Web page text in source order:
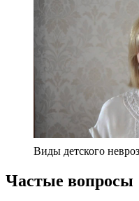
Виды детского
Частые вопросы